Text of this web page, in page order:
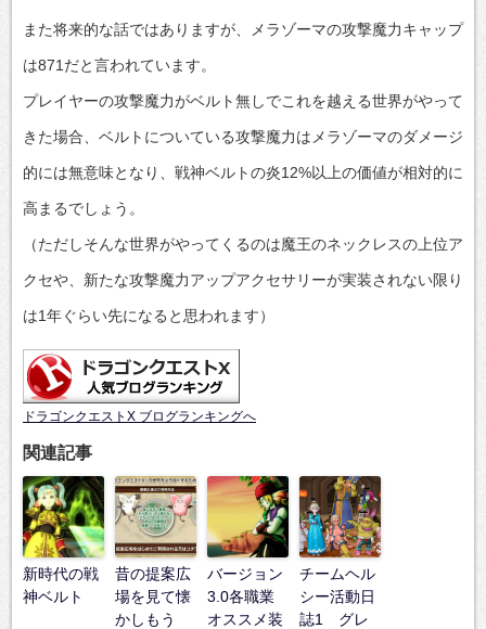
また将来的な話ではありますが、メラゾーマの攻撃魔力キャップ
は871だと言われています。
プレイヤーの攻撃魔力がベルト無しでこれを越える世界がやって
きた場合、ベルトについている攻撃魔力はメラゾーマのダメージ
的には無意味となり、戦神ベルトの炎12%以上の価値が相対的に
高まるでしょう。
（ただしそんな世界がやってくるのは魔王のネックレスの上位ア
クセや、新たな攻撃魔力アップアクセサリーが実装されない限り
は1年ぐらい先になると思われます）
ドラゴンクエストX ブログランキングへ
関連記事
新時代の戦
神ベルト
昔の提案広
場を見て懐
かしもう
バージョン
3.0各職業
オススメ装
チームヘル
シー活動日
誌1 グレ